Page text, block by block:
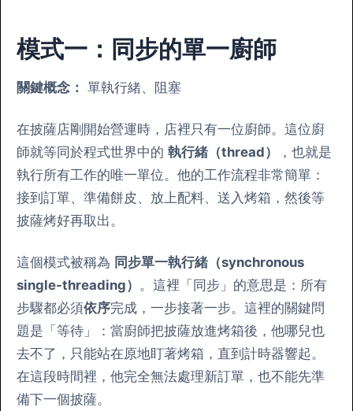
模式一：同步的單一廚師
關鍵概念： 單執行緒、阻塞
在披薩店剛開始營運時，店裡只有一位廚師。這位廚
師就等同於程式世界中的 執行緒（thread）
，也就是
執行所有工作的唯一單位。他的工作流程非常簡單：
接到訂單、準備餅皮、放上配料、送入烤箱，然後等
披薩烤好再取出。
這個模式被稱為 同步單一執行緒（synchronous
single-threading） 。這裡「同步」的意思是：所有
步驟都必須依序完成，一步接著一步。這裡的關鍵問
題是「等待」：當廚師把披薩放進烤箱後，他哪兒也
去不了，只能站在原地盯著烤箱，直到計時器響起。
在這段時間裡，他完全無法處理新訂單，也不能先準
備下一個披薩。